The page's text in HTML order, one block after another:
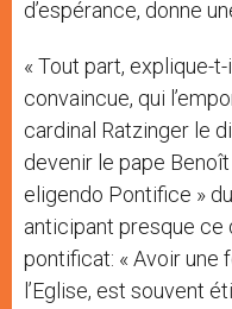
d’espérance, donne
« Tout part, explique-
convaincue, qui
cardinal Ratzinger le
devenir le pape
eligendo Pontifice »
anticipant presque ce
pontificat: « Avoir une
l’Eglise, est souvent